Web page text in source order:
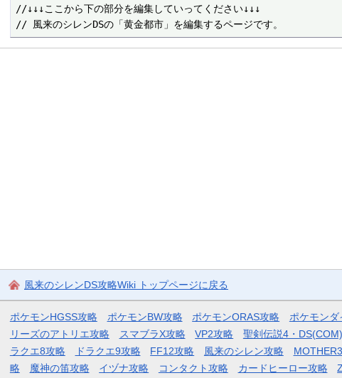
//↓↓↓ここから下の部分を編集していってください↓↓↓
風来のシレンDS攻略Wiki トップページに戻る
ポケモンHGSS攻略 ポケモンBW攻略 ポケモンORAS攻略 ポケモンダ
リーズのアトリエ攻略
スマブラX攻略 VP2攻略 聖剣伝説4・
ラクエ8攻略
ドラクエ9攻略 FF12攻略 風来のシレン攻略
略
魔神の笛攻略 イヅナ攻略 コンタクト攻略 カードヒーロー攻略